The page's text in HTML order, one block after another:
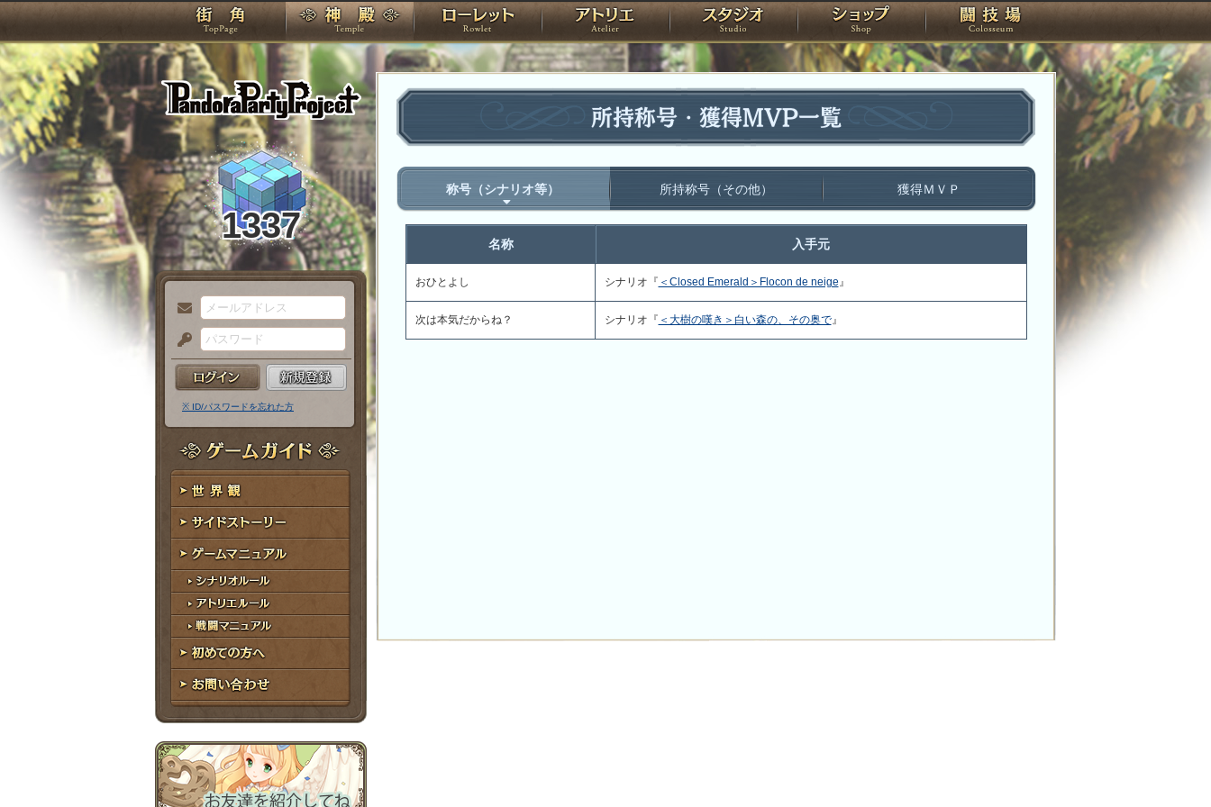
TOP 神殿 ローレット アトリエ スタジオ ショップ 闘技場
1337
メ
ー
ル
ア
ド
レ
ス
パ
ス
ー
ド
※ ID/パスワードを忘れた方
ゲームガイド
世界観
サイドストーリー
ゲームマニュアル
シナリオルール
アトリエルール
戦闘マニュアル
初めての方へ
お問い合わせ
所持称号・獲得MVP一覧
称号（シナリオ等） 所持称号（その他） 獲得ＭＶＰ
名称 入手元
おひとよし シナリオ『 ＜Closed Emerald＞Flocon de neige』
次は本気だからね？ シナリオ『 ＜大樹の嘆き＞白い森の、その奥で』